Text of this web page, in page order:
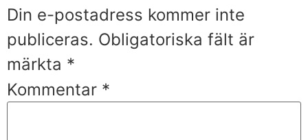
Din e-postadress kommer inte
publiceras. Obligatoriska fält är
märkta *
Kommentar *